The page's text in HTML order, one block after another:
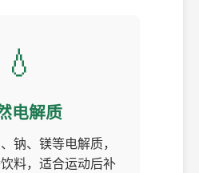
💧
电解质
钠、镁等电解质，
料，适合运动后补